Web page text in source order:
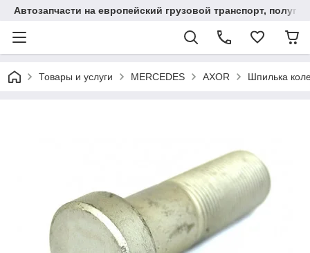
Автозапчасти на европейский грузовой транспорт,
Товары и услуги MERCEDES AXOR Шпилька